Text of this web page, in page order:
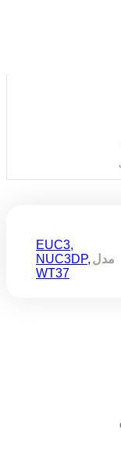
مدل
EUC3,
NUC3DP,
WT37